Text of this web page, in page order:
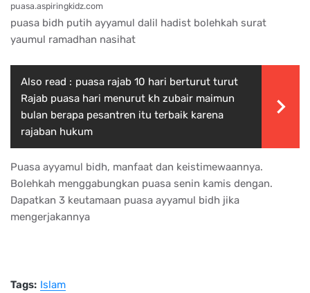
puasa.aspiringkidz.com
puasa bidh putih ayyamul dalil hadist bolehkah surat
yaumul ramadhan nasihat
Also read : puasa rajab 10 hari berturut turut
Rajab puasa hari menurut kh zubair maimun
bulan berapa pesantren itu terbaik karena
rajaban hukum
Puasa ayyamul bidh, manfaat dan keistimewaannya.
Bolehkah menggabungkan puasa senin kamis dengan.
Dapatkan 3 keutamaan puasa ayyamul bidh jika
mengerjakannya
Tags: Islam